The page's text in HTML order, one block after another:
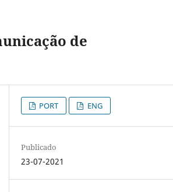
de
PORT ENG
Publicado
23-07-2021